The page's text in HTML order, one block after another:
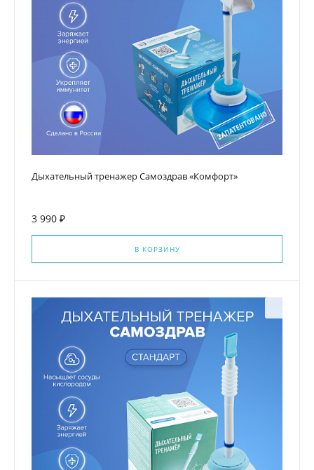
Дыхательный тренажер Самоздрав «Комфорт»
3 990 ₽
В КОРЗИНУ